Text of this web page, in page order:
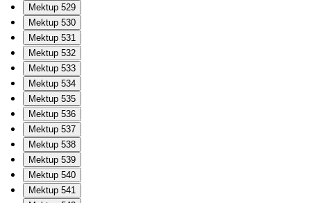
Mektup 529
Mektup 530
Mektup 531
Mektup 532
Mektup 533
Mektup 534
Mektup 535
Mektup 536
Mektup 537
Mektup 538
Mektup 539
Mektup 540
Mektup 541